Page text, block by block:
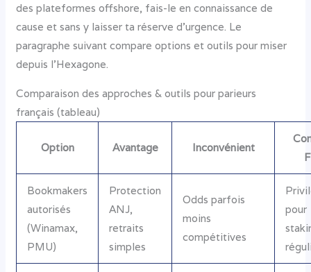
des plateformes offshore, fais-le en connaissance de
cause et sans y laisser ta réserve d’urgence. Le
paragraphe suivant compare options et outils pour miser
depuis l’Hexagone.
Comparaison des approches & outils pour parieurs
français (tableau)
Option Avantage Inconvénient
Bookmakers
autorisés
(Winamax,
PMU)
Protection
ANJ,
retraits
simples
Odds parfois
moins
compétitives
pour